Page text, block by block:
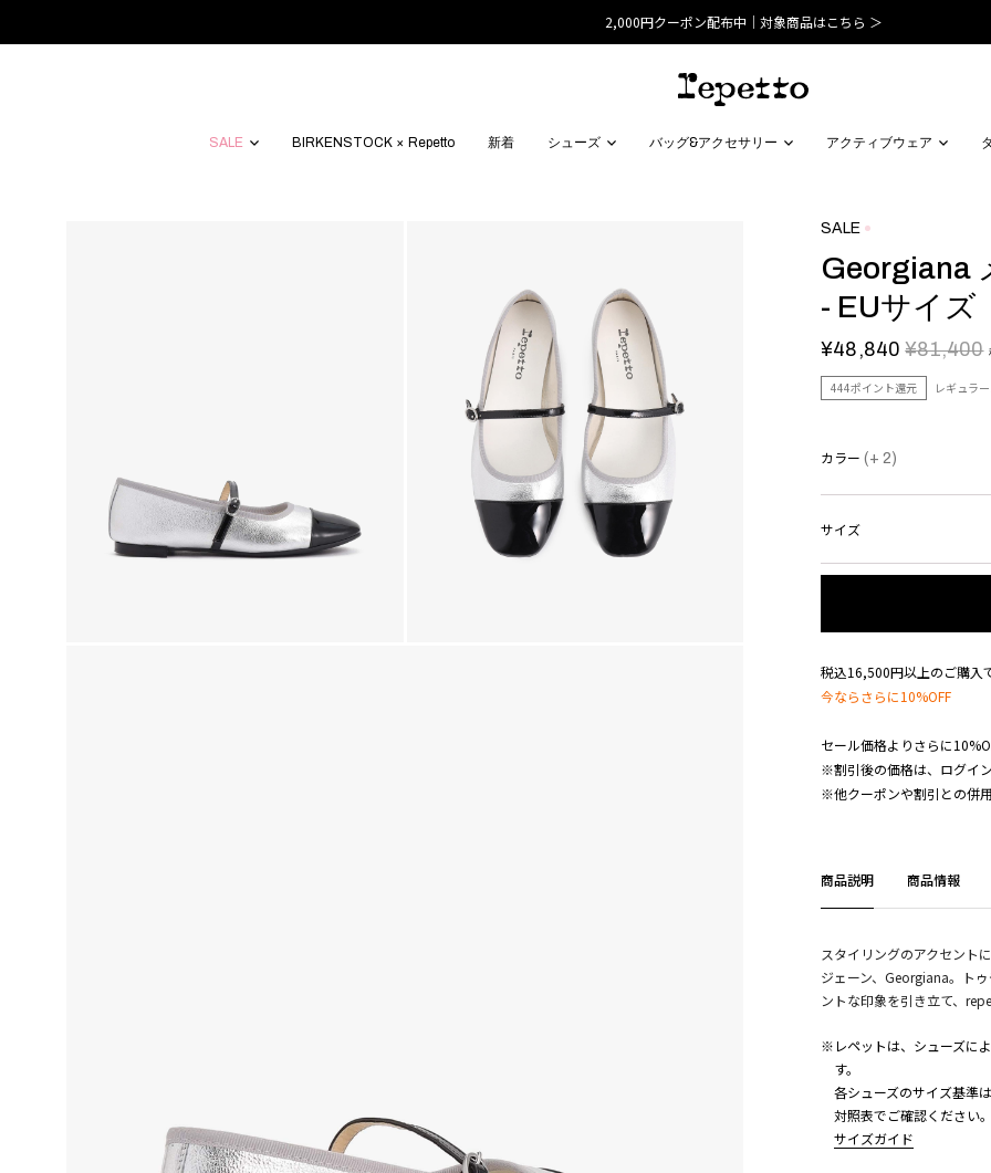
2,000円クーポン配布中｜対象商品はこちら ＞
SALE BIRKENSTOCK × Repetto 新着 シューズ バッグ&アクセサリー アクティブウェア
SALE
Georgiana
- EUサイズ
¥48,840 ¥81,400
444ポイント還元 レギュラ
カラー (+ 2)
サイズ
税込16,500円以上のご購入
今ならさらに10%OFF
セール価格よりさらに
※割引後の価格は、ログイ
※他クーポンや割引との併用
商品説明 商品情報
スタイリングのアクセント
ジェーン、Georgiana。ト
ントな印象を引き立て、
※レペットは、シューズに
す。
各シューズのサイズ基準
対照表でご確認ください。
サイズガイド
こちら